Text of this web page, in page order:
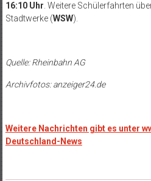
16:10 Uhr. Weitere Schülerfahrten
Stadtwerke (WSW).
Quelle: Rheinbahn AG
Archivfotos: anzeiger24.de
Weitere Nachrichten gibt es unter
Deutschland-News